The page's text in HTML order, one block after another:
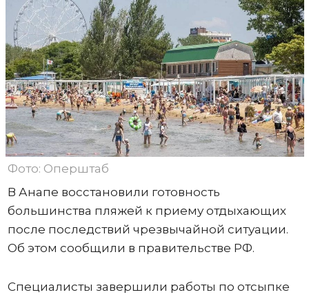
Фото: Оперштаб
В Анапе восстановили готовность
большинства пляжей к приему отдыхающих
после последствий чрезвычайной ситуации.
Об этом сообщили в правительстве РФ.
Специалисты завершили работы по отсыпке